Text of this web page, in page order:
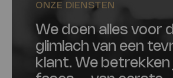
We doen alles voor
glimlach van een
klant. We betrekken
ONZE DIENSTEN